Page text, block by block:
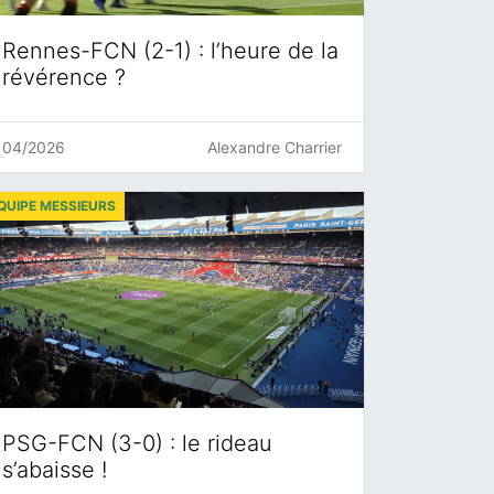
Rennes-FCN (2-1) : l’heure de la
révérence ?
04/2026 Alexandre Charrier
PSG-FCN (3-0) : le rideau
s’abaisse !
MESSIEURS